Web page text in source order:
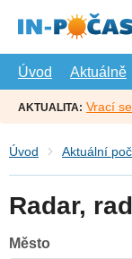
hlavní
Úvod
Aktuálně
AKTUALITA: Vrací
Úvod Aktuální
Radar,
Město